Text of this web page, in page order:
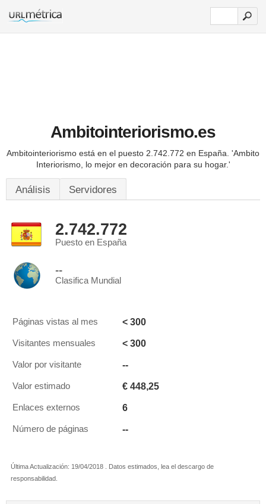
Ambitointeriorismo.es
Ambitointeriorismo está en el puesto 2.742.772 en España. 'Ambito
Interiorismo, lo mejor en decoración para su hogar.'
Análisis Servidores
2.742.772
Puesto en España
--
Clasifica Mundial
Páginas vistas al mes < 300
Visitantes mensuales < 300
Valor por visitante --
Valor estimado € 448,25
Enlaces externos 6
Número de páginas --
Última Actualización: 19/04/2018 . Datos estimados, lea el descargo de
responsabilidad.